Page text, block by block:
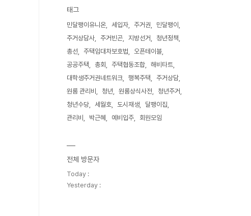
태그
민달팽이유니온 세입자 주거권
민달팽이
주거상담사
주거빈곤 지방선거
청년정책
총선
주택임대차보호법
오픈테이블
공공주택
총회 주택협동조합
해비타트
대학생주거권네트워크
행복주택
주거상담
원룸 관리비
청년 원룸상식사전
청년주거
청년수당
세월호 도시재생
달팽이집
관리비
박근혜 예비입주 회원모임
전체 방문자
Today :
Yesterday :